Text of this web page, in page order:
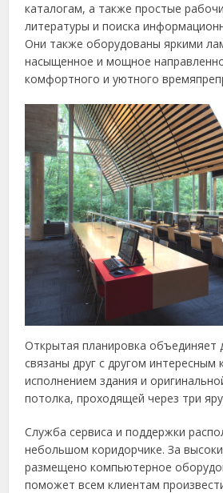
каталогам, а также простые
литературы и поиска
Они также оборудованы яркими
насыщенное и мощное
комфортного и уютного
Открытая планировка объединяет
связаны друг с другом интересным
исполнением здания и
потолка, проходящей через три
Служба сервиса и поддержки
небольшом коридорчике. За
размещено компьютерное
поможет всем клиентам